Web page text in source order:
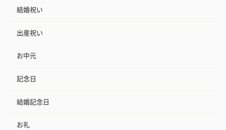
結婚祝い
出産祝い
お中元
記念日
結婚記念日
お礼